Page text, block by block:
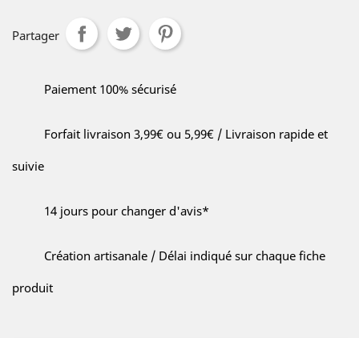
Partager
Paiement 100% sécurisé
Forfait livraison 3,99€ ou 5,99€ / Livraison rapide et
suivie
14 jours pour changer d'avis*
Création artisanale / Délai indiqué sur chaque fiche
produit